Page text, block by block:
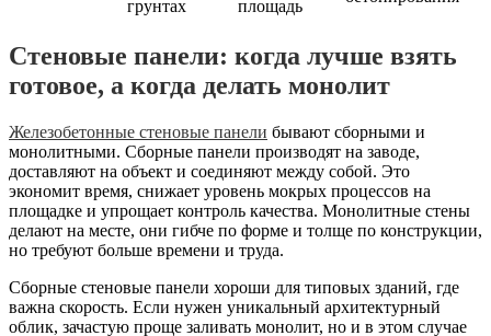
грунтах
площадь
Стеновые панели: когда лучше взять
готовое, а когда делать монолит
Железобетонные стеновые панели бывают сборными и
монолитными. Сборные панели производят на заводе,
доставляют на объект и соединяют между собой. Это
экономит время, снижает уровень мокрых процессов на
площадке и упрощает контроль качества. Монолитные стены
делают на месте, они гибче по форме и толще по конструкции,
но требуют больше времени и труда.
Сборные стеновые панели хороши для типовых зданий, где
важна скорость. Если нужен уникальный архитектурный
облик, зачастую проще заливать монолит, но и в этом случае